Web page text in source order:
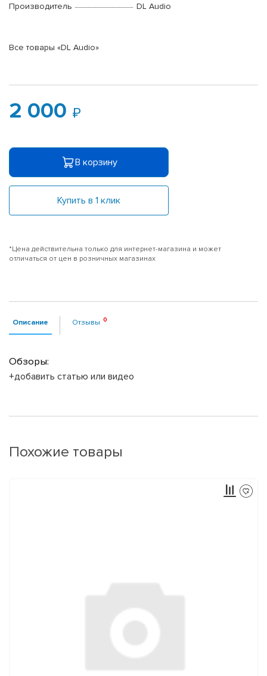
Производитель
DL Audio
Все товары «DL Audio»
2 000
В корзину
Купить в 1 клик
*Цена действительна только для интернет-магазина и может
отличаться от цен в розничных магазинах
Описание Отзывы
Обзоры:
+добавить статью или видео
Похожие товары